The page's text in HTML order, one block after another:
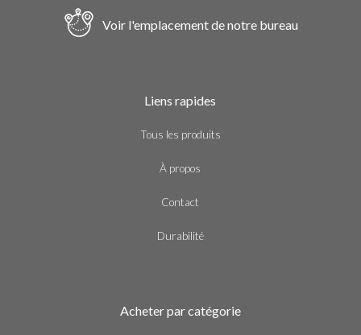
Voir l'emplacement de notre bureau
Liens rapides
Tous les produits
À propos
Contact
Durabilité
Acheter par catégorie